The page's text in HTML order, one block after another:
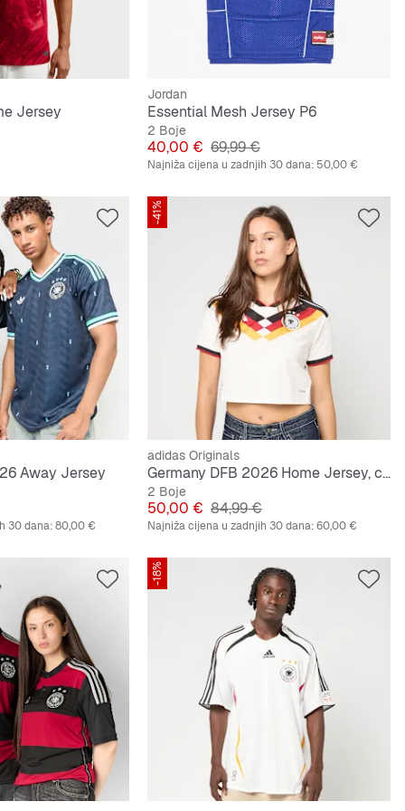
Jersey
Jordan
Essential Mesh Jersey P6
2 Boje
Cijena
40,00 € Originalna cijena
69,99 €
Najniža cijena u zadnjih 30 dana: 50,00 €
Away Jersey
30 dana:80,00 €
-41%
adidas Originals
Germany DFB 2026 Home Jersey, cropped
2 Boje
Cijena
50,00 € Originalna cijena
84,99 €
Najniža cijena u zadnjih 30 dana:60,00 €
-18%